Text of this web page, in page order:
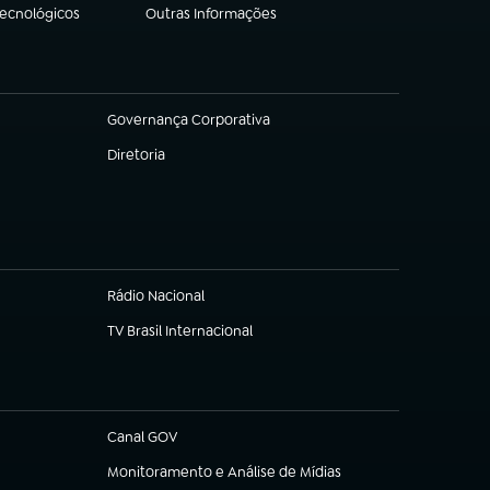
Outras Informações
(abre em nova aba)
Governança Corporativa
(abre em nova aba)
Diretoria
(abre em nova aba)
Rádio Nacional
(abre em nova aba)
TV Brasil Internacional
(abre em nova aba)
Canal GOV
(abre em nova aba)
Monitoramento e Análise de Mídias
(abre em nova aba)